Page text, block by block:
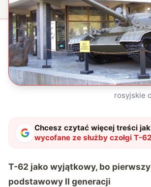
rosyjskie
Chcesz czytać więcej treści jak
wycofane ze służby czołgi T-
T-62 jako wyjątkowy, bo pierwszy
podstawowy II generacji